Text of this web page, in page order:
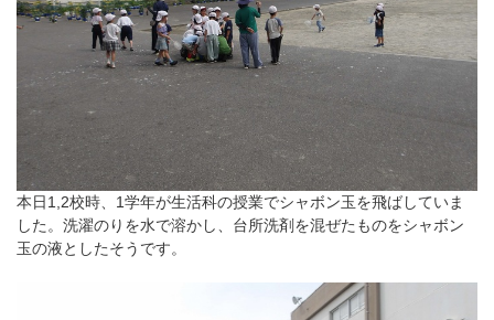
本日1,2校時、1学年が生活科の授業でシャボン玉を飛ばしていま
した。洗濯のりを水で溶かし、台所洗剤を混ぜたものをシャボン
玉の液としたそうです。